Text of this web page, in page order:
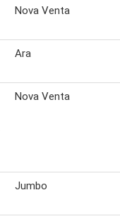
Nova Venta
Ara
Nova Venta
Jumbo